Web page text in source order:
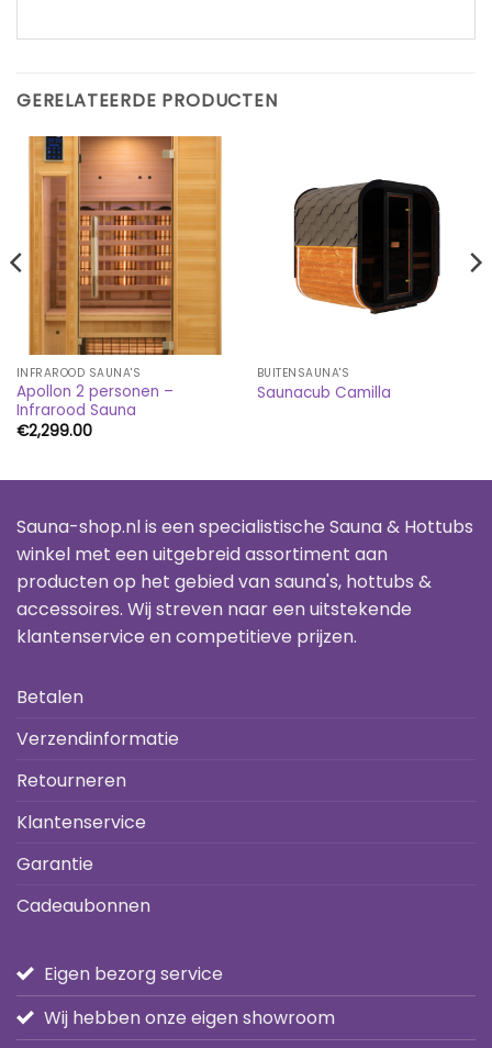
GERELATEERDE PRODUCTEN
INFRAROOD SAUNA'S
Apollon 2 personen –
Infrarood Sauna
€2,299.00
BUITENSAUNA'S
Saunacub Camilla
Sauna-shop.nl is een specialistische Sauna & Hottubs
winkel met een uitgebreid assortiment aan
producten op het gebied van sauna's, hottubs &
accessoires. Wij streven naar een uitstekende
klantenservice en competitieve prijzen.
Betalen
Verzendinformatie
Retourneren
Klantenservice
Garantie
Cadeaubonnen
Eigen bezorg service
Wij hebben onze eigen showroom